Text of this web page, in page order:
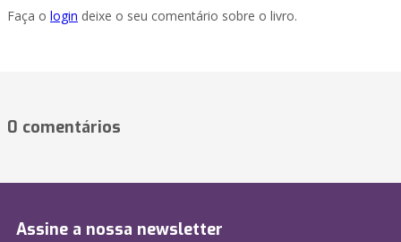
Faça o login deixe o seu comentário sobre o livro.
0 comentários
Assine a nossa newsletter